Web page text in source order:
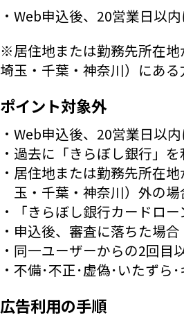
Web申込後、20営業日以
※居住地または勤務先所在
埼玉・千葉・神奈川）にあ
ポイント対象外
Web申込後、20営業日以
過去に「きらぼし銀行」
居住地または勤務先所在
玉・千葉・神奈川）外の場
「きらぼし銀行カードロ
申込後、審査に落ちた場合
同一ユーザーからの2回目
不備･不正･虚偽･いたずら
広告利用の手順